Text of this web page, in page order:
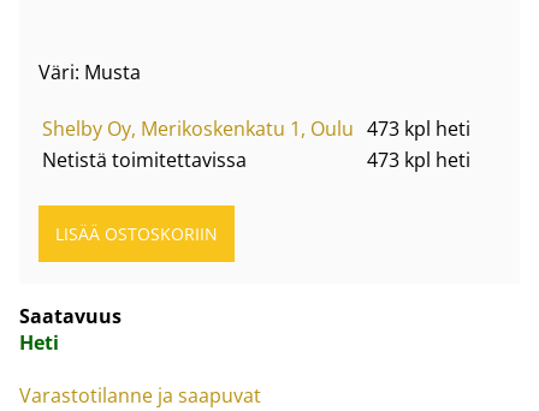
Väri: Musta
Shelby Oy, Merikoskenkatu 1, Oulu 473 kpl heti
Netistä toimitettavissa
473 kpl heti
Saatavuus
Heti
Varastotilanne ja saapuvat